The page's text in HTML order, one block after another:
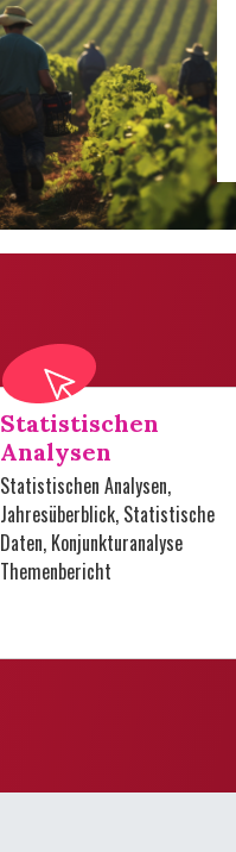
Statistischen
Analysen
Statistischen Analysen,
Jahresüberblick, Statistische
Daten, Konjunkturanalyse
Themenbericht